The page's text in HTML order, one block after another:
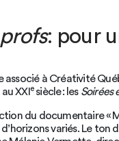
: pour
associé à Créativité
XXI esiècle : les Soirées
du documentaire «
variés. Le